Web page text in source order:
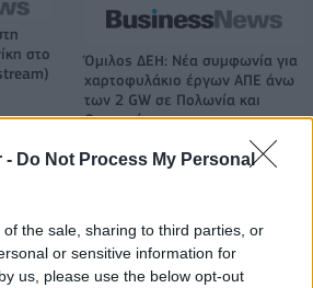
- Do Not Process My Personal
the sale, sharing to third parties, or
or sensitive information for
us, please use the below opt-out
στο
Όμιλος ΔΕΗ: Νέα συμφωνία για
χαρτοφυλάκιο έργων ΑΠΕ άνω
των 2 GW σε Πολωνία και
Ουγγαρία